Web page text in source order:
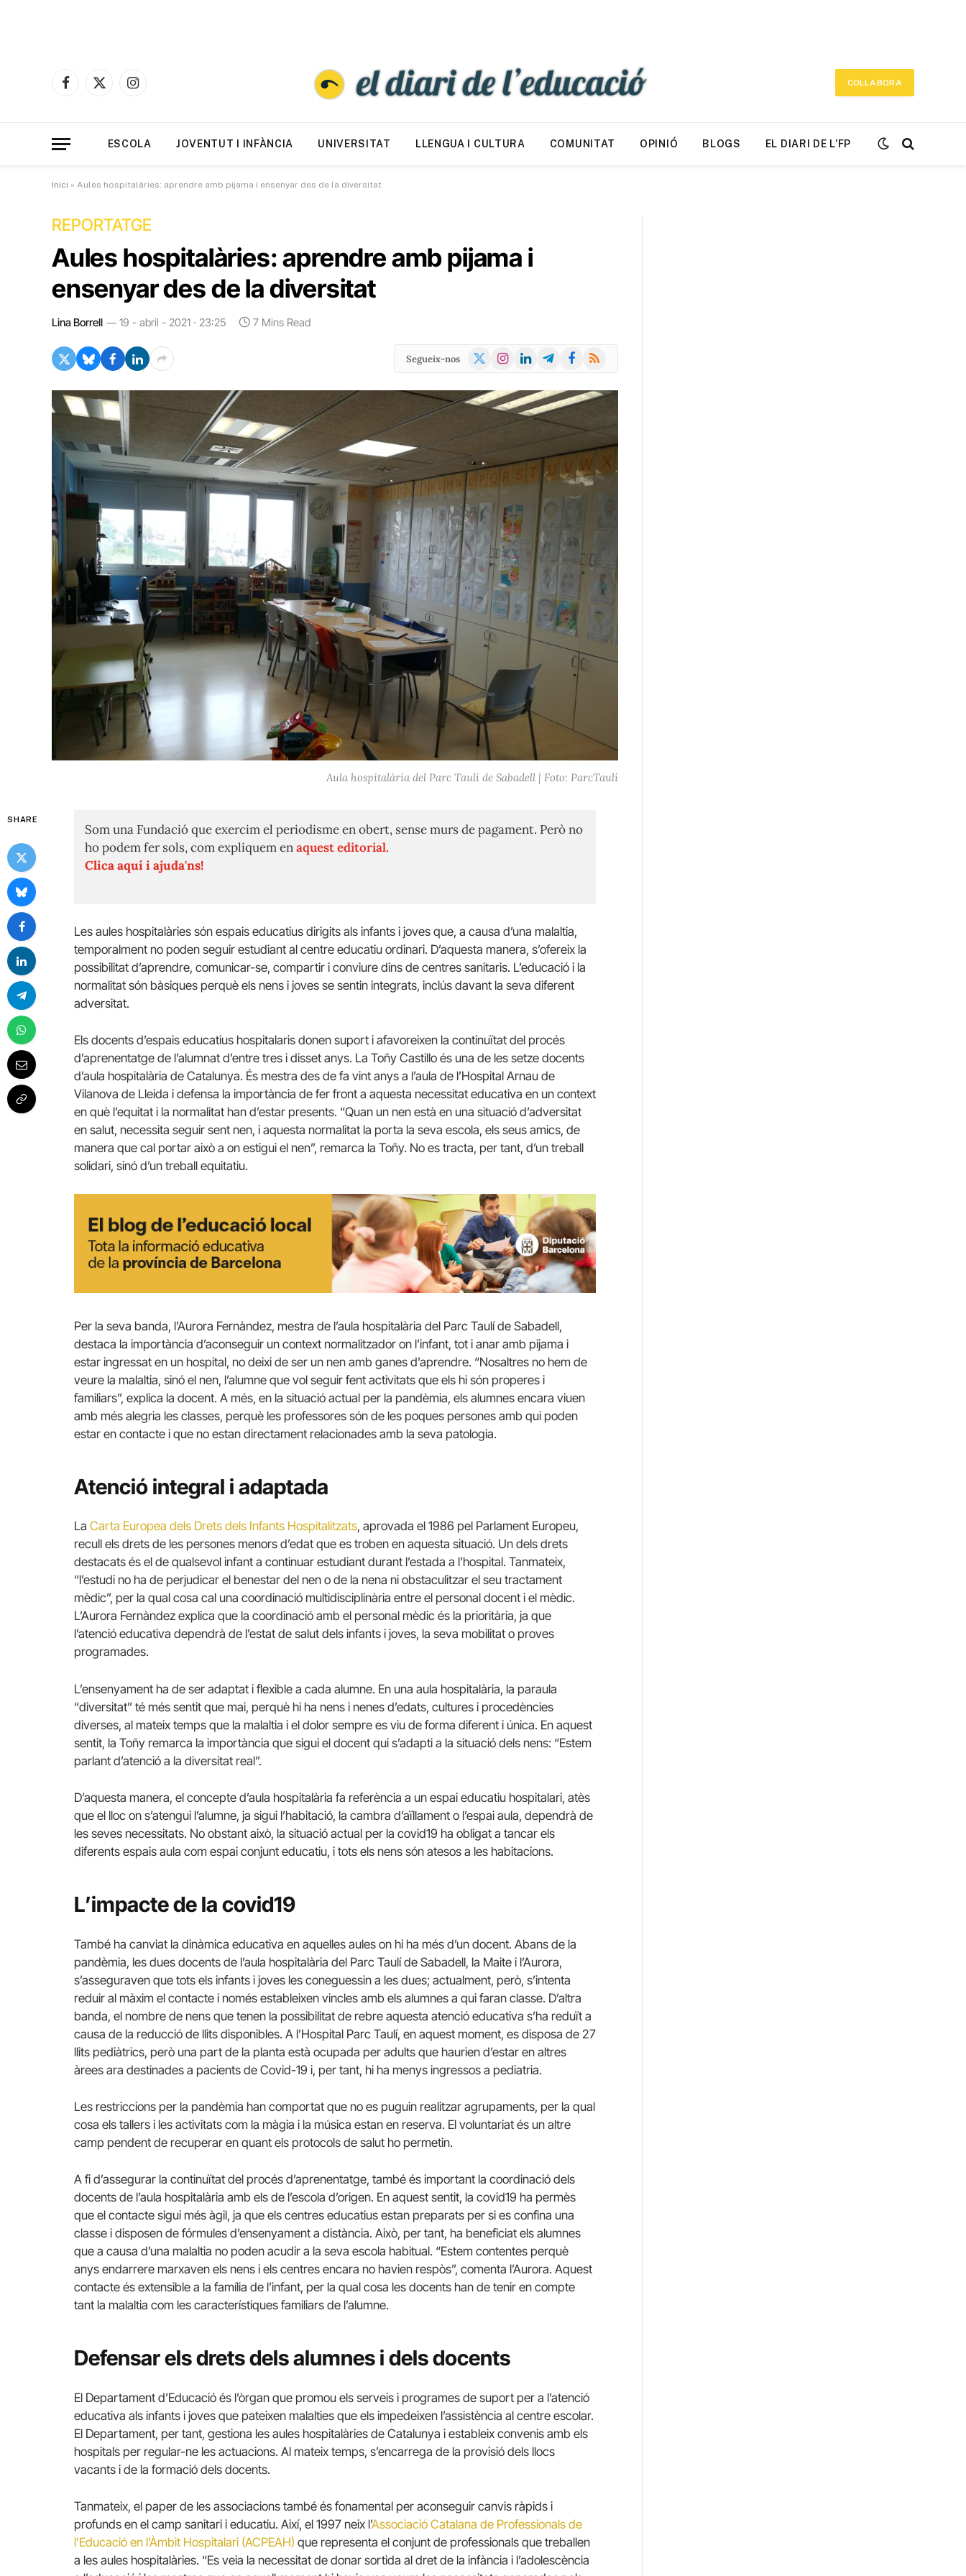
Facebook
X
Instagram
COL·LABORA
ESCOLA JOVENTUT I INFÀNCIA UNIVERSITAT LLENGUA I CULTURA COMUNITAT OPINIÓ BLOGS EL DIARI DE L’FP
Inici » Aules hospitalàries: aprendre amb pijama i ensenyar des de la diversitat
REPORTATGE
Aules hospitalàries: aprendre amb pijama i
ensenyar des de la diversitat
Lina Borrell 19 - abril - 2021 · 23:25 7 Mins Read
Segueix-nos
X
Instagram
LinkedInTelegramFacebook
RSS
Aula hospitalària del Parc Taulí de Sabadell | Foto: ParcTaulí
SHARE
Som una Fundació que exercim el periodisme en obert, sense murs de pagament. Però no
ho podem fer sols, com expliquem enaquest editorial.
Clica aquí i ajuda'ns!
Les aules hospitalàries són espais educatius dirigits als infants i joves que, a causa d’una malaltia,
temporalment no poden seguir estudiant al centre educatiu ordinari. D’aquesta manera, s’ofereix la
possibilitat d’aprendre, comunicar-se, compartir i conviure dins de centres sanitaris. L’educació i la
normalitat són bàsiques perquè els nens i joves se sentin integrats, inclús davant la seva diferent
adversitat.
Els docents d’espais educatius hospitalaris donen suport i afavoreixen la continuïtat del procés
d’aprenentatge de l’alumnat d’entre tres i disset anys. La Toñy Castillo és una de les setze docents
d’aula hospitalària de Catalunya. És mestra des de fa vint anys a l’aula de l’Hospital Arnau de
Vilanova de Lleida i defensa la importància de fer front a aquesta necessitat educativa en un context
en què l’equitat i la normalitat han d’estar presents. “Quan un nen està en una situació d’adversitat
en salut, necessita seguir sent nen, i aquesta normalitat la porta la seva escola, els seus amics, de
manera que cal portar això a on estigui el nen”, remarca la Toñy. No es tracta, per tant, d’un treball
solidari, sinó d’un treball equitatiu.
Per la seva banda, l’Aurora Fernàndez, mestra de l’aula hospitalària del Parc Taulí de Sabadell,
destaca la importància d’aconseguir un context normalitzador on l’infant, tot i anar amb pijama i
estar ingressat en un hospital, no deixi de ser un nen amb ganes d’aprendre. “Nosaltres no hem de
veure la malaltia, sinó el nen, l’alumne que vol seguir fent activitats que els hi són properes i
familiars”, explica la docent. A més, en la situació actual per la pandèmia, els alumnes encara viuen
amb més alegria les classes, perquè les professores són de les poques persones amb qui poden
estar en contacte i que no estan directament relacionades amb la seva patologia.
Atenció integral i adaptada
La Carta Europea dels Drets dels Infants Hospitalitzats, aprovada el 1986 pel Parlament Europeu,
recull els drets de les persones menors d’edat que es troben en aquesta situació. Un dels drets
destacats és el de qualsevol infant a continuar estudiant durant l’estada a l’hospital. Tanmateix,
“l’estudi no ha de perjudicar el benestar del nen o de la nena ni obstaculitzar el seu tractament
mèdic”, per la qual cosa cal una coordinació multidisciplinària entre el personal docent i el mèdic.
L’Aurora Fernàndez explica que la coordinació amb el personal mèdic és la prioritària, ja que
l’atenció educativa dependrà de l’estat de salut dels infants i joves, la seva mobilitat o proves
programades.
L’ensenyament ha de ser adaptat i flexible a cada alumne. En una aula hospitalària, la paraula
“diversitat” té més sentit que mai, perquè hi ha nens i nenes d’edats, cultures i procedències
diverses, al mateix temps que la malaltia i el dolor sempre es viu de forma diferent i única. En aquest
sentit, la Toñy remarca la importància que sigui el docent qui s’adapti a la situació dels nens: “Estem
parlant d’atenció a la diversitat real”.
D’aquesta manera, el concepte d’aula hospitalària fa referència a un espai educatiu hospitalari, atès
que el lloc on s’atengui l’alumne, ja sigui l’habitació, la cambra d’aïllament o l’espai aula, dependrà de
les seves necessitats. No obstant això, la situació actual per la covid19 ha obligat a tancar els
diferents espais aula com espai conjunt educatiu, i tots els nens són atesos a les habitacions.
L’impacte de la covid19
També ha canviat la dinàmica educativa en aquelles aules on hi ha més d’un docent. Abans de la
pandèmia, les dues docents de l’aula hospitalària del Parc Taulí de Sabadell, la Maite i l’Aurora,
s’asseguraven que tots els infants i joves les coneguessin a les dues; actualment, però, s’intenta
reduir al màxim el contacte i només estableixen vincles amb els alumnes a qui faran classe. D’altra
banda, el nombre de nens que tenen la possibilitat de rebre aquesta atenció educativa s’ha reduït a
causa de la reducció de llits disponibles. A l’Hospital Parc Taulí, en aquest moment, es disposa de 27
llits pediàtrics, però una part de la planta està ocupada per adults que haurien d’estar en altres
àrees ara destinades a pacients de Covid-19 i, per tant, hi ha menys ingressos a pediatria.
Les restriccions per la pandèmia han comportat que no es puguin realitzar agrupaments, per la qual
cosa els tallers i les activitats com la màgia i la música estan en reserva. El voluntariat és un altre
camp pendent de recuperar en quant els protocols de salut ho permetin.
A fi d’assegurar la continuïtat del procés d’aprenentatge, també és important la coordinació dels
docents de l’aula hospitalària amb els de l’escola d’origen. En aquest sentit, la covid19 ha permès
que el contacte sigui més àgil, ja que els centres educatius estan preparats per si es confina una
classe i disposen de fórmules d’ensenyament a distància. Això, per tant, ha beneficiat els alumnes
que a causa d’una malaltia no poden acudir a la seva escola habitual. “Estem contentes perquè
anys endarrere marxaven els nens i els centres encara no havien respòs”, comenta l’Aurora. Aquest
contacte és extensible a la família de l’infant, per la qual cosa les docents han de tenir en compte
tant la malaltia com les característiques familiars de l’alumne.
Defensar els drets dels alumnes i dels docents
El Departament d’Educació és l’òrgan que promou els serveis i programes de suport per a l’atenció
educativa als infants i joves que pateixen malalties que els impedeixen l’assistència al centre escolar.
El Departament, per tant, gestiona les aules hospitalàries de Catalunya i estableix convenis amb els
hospitals per regular-ne les actuacions. Al mateix temps, s’encarrega de la provisió dels llocs
vacants i de la formació dels docents.
Tanmateix, el paper de les associacions també és fonamental per aconseguir canvis ràpids i
profunds en el camp sanitari i educatiu. Així, el 1997 neix l’Associació Catalana de Professionals de
l’Educació en l’Àmbit Hospitalari (ACPEAH) que representa el conjunt de professionals que treballen
a les aules hospitalàries. “Es veia la necessitat de donar sortida al dret de la infància i l’adolescència